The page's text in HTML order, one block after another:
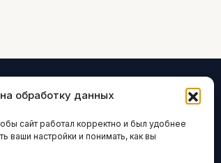
обработку данных
сайт работал корректно и был удобнее
ваши настройки и понимать, как вы
ARTICLES IN
ENGLISH